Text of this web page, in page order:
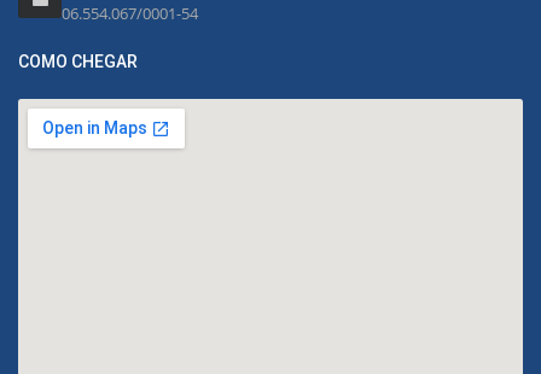
06.554.067/0001-54
COMO CHEGAR